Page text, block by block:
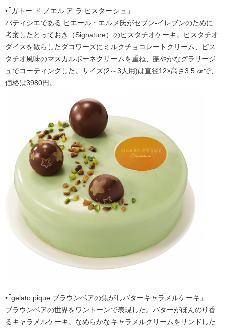
•｢ガトー ド ノエル ア ラ ピスターシュ」
パティシエである ピエール・エルメ氏がセブン‐イレブンのために
考案したとっておき（Signature）のピスタチオケーキ。ピスタチオ
ダイスを散らしたダコワーズにミルクチョコレートクリーム、ピス
タチオ風味のマスカルポーネクリームを重ね、艶やかなグラサージ
ュでコーティングした。サイズ(2～3人用)は直径12×高さ3.5 ㎝で、
価格は3980円。
•｢gelato pique ブラウンベアの焦がしバターキャラメルケーキ」
ブラウンベアの世界をワントーンで表現した。バターがほんのり香
るキャラメルケーキ。なめらかなキャラメルクリームをサンドした